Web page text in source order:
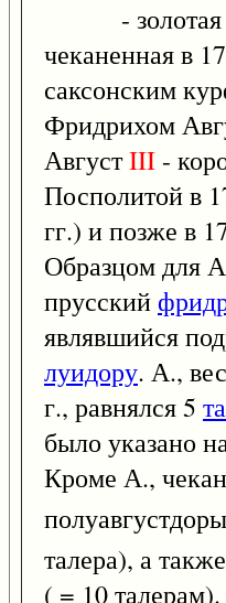
- золотая
чеканенная в
саксонским
Фридрихом
АвгустIII -
Посполитой в
гг.) и позже в
Образцом для
прусский
являвшийся
луидору. А.,
г., равнялся 5
было указано
Кроме А.,
талера), а
( = 10 талерам).